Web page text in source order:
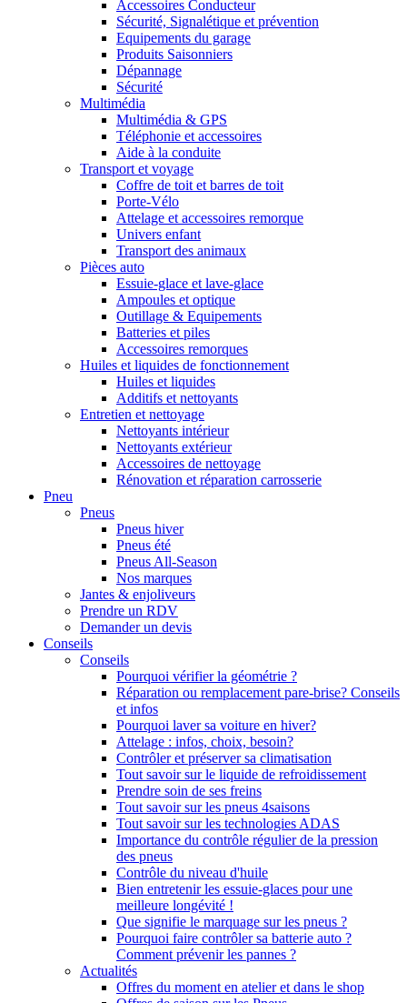
Accessoires Conducteur
Sécurité, Signalétique et prévention
Equipements du garage
Produits Saisonniers
Dépannage
Sécurité
Multimédia
Multimédia & GPS
Téléphonie et accessoires
Aide à la conduite
Transport et voyage
Coffre de toit et barres de toit
Porte-Vélo
Attelage et accessoires remorque
Univers enfant
Transport des animaux
Pièces auto
Essuie-glace et lave-glace
Ampoules et optique
Outillage & Equipements
Batteries et piles
Accessoires remorques
Huiles et liquides de fonctionnement
Huiles et liquides
Additifs et nettoyants
Entretien et nettoyage
Nettoyants intérieur
Nettoyants extérieur
Accessoires de nettoyage
Rénovation et réparation carrosserie
Pneu
Pneus
Pneus hiver
Pneus été
Pneus All-Season
Nos marques
Jantes & enjoliveurs
Prendre un RDV
Demander un devis
Conseils
Conseils
Pourquoi vérifier la géométrie ?
Réparation ou remplacement pare-brise? Conseils
et infos
Pourquoi laver sa voiture en hiver?
Attelage : infos, choix, besoin?
Contrôler et préserver sa climatisation
Tout savoir sur le liquide de refroidissement
Prendre soin de ses freins
Tout savoir sur les pneus 4saisons
Tout savoir sur les technologies ADAS
Importance du contrôle régulier de la pression
des pneus
Contrôle du niveau d'huile
Bien entretenir les essuie-glaces pour une
meilleure longévité !
Que signifie le marquage sur les pneus ?
Pourquoi faire contrôler sa batterie auto ?
Comment prévenir les pannes ?
Actualités
Offres du moment en atelier et dans le shop